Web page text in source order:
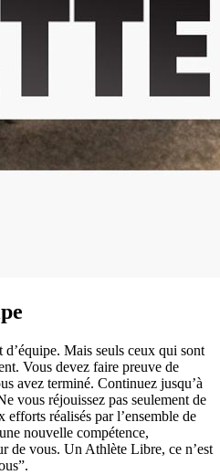
Mais seuls ceux qui sont
Vous devez faire preuve de
avez terminé. Continuez jusqu’à
vous réjouissez pas seulement de
réalisés par l’ensemble de
nouvelle compétence,
de vous. Un Athlète Libre, ce n’est